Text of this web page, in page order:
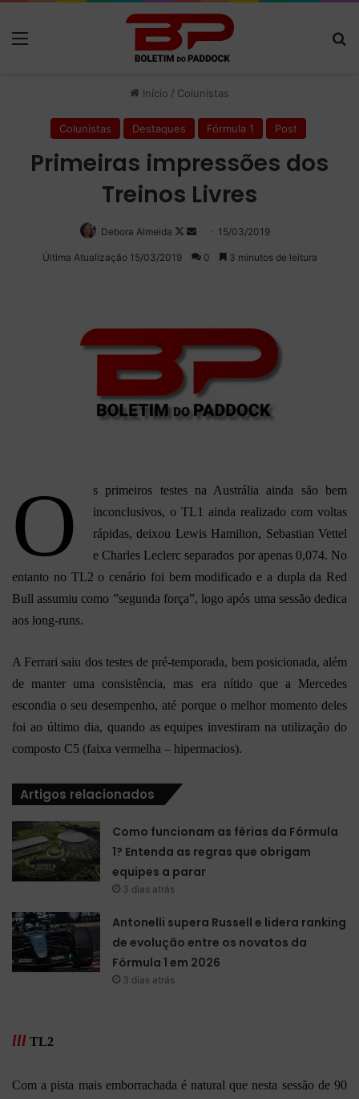
Início / Colunistas
Colunistas Destaques Fórmula 1 Post
Primeiras impressões dos
Treinos Livres
Debora Almeida
Follow
on
Mande
um
15/03/2019
Última Atualização 15/03/2019 0 3 minutos de leitura
O
s primeiros testes na Austrália ainda são bem
inconclusivos, o TL1 ainda realizado com voltas
rápidas, deixou Lewis Hamilton, Sebastian Vettel
e Charles Leclerc separados por apenas 0,074. No
entanto no TL2 o cenário foi bem modificado e a dupla da Red
Bull assumiu como ”segunda força”, logo após uma sessão dedica
aos long-runs.
A Ferrari saiu dos testes de pré-temporada, bem posicionada, além
de manter uma consistência, mas era nítido que a Mercedes
escondia o seu desempenho, até porque o melhor momento deles
foi ao último dia, quando as equipes investiram na utilização do
composto C5 (faixa vermelha – hipermacios).
Artigos relacionados
Como funcionam as férias da Fórmula
1? Entenda as regras que obrigam
equipes a parar
3 dias atrás
Antonelli supera Russell e lidera ranking
de evolução entre os novatos da
Fórmula 1 em 2026
3 dias atrás
lll TL2
Com a pista mais emborrachada é natural que nesta sessão de 90